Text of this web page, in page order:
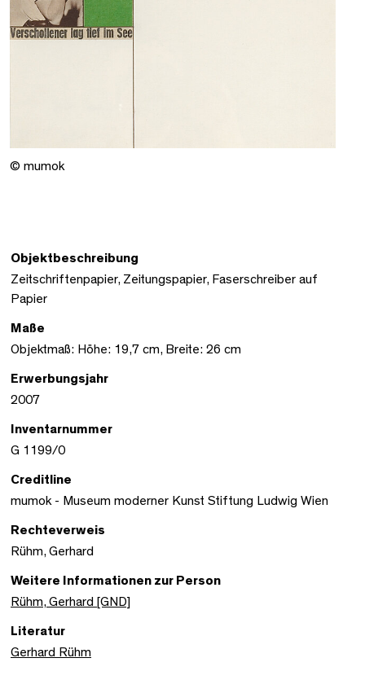
© mumok
Objektbeschreibung
Zeitschriftenpapier, Zeitungspapier, Faserschreiber auf
Papier
Maße
Objektmaß: Höhe: 19,7 cm, Breite: 26 cm
Erwerbungsjahr
2007
Inventarnummer
G 1199/0
Creditline
mumok - Museum moderner Kunst Stiftung Ludwig Wien
Rechteverweis
Rühm, Gerhard
Weitere Informationen zur Person
Rühm, Gerhard [GND]
Literatur
Gerhard Rühm